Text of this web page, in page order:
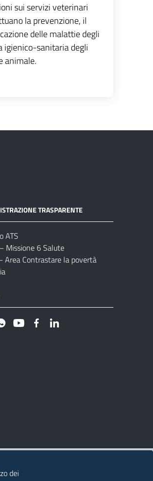
sui servizi veterinari
la prevenzione, il
delle malattie degli
igienico-sanitaria degli
animale.
TRASPARENTE
ATS
Missione 6 Salute
Area Contrastare la povertà
dei